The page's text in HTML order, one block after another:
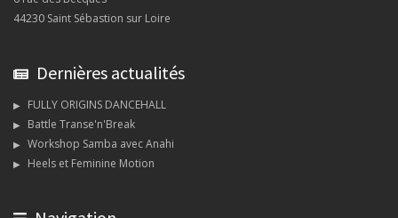
44230 Saint Sébastion sur Loire
Dernières actualités
FULLY ORIGINS DANCEHALL
Battle Transe'n'Break
Workshop Samba avec Anahi
Heels et Feminine Motion